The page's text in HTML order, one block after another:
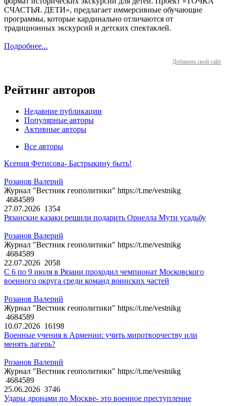
СЧАСТЬЯ. ДЕТИ», предлагает иммерсивные обучающие
программы, которые кардинально отличаются от
традиционных экскурсий и детских спектаклей.
Подробнее...
Добавить свой сайт
Рейтинг авторов
Недавние публикации
Популярные авторы
Активные авторы
Все авторы
Ксения Фетисова- Бастрыкину быть!
Розанов Валерий
Журнал "Вестник геополитики" https://t.me/vestnikg
4684589
27.07.2026 1354
Рязанские казаки решили подарить Орнелла Мути усадьбу
Розанов Валерий
Журнал "Вестник геополитики" https://t.me/vestnikg
4684589
22.07.2026 2058
С 6 по 9 июля в Рязани проходил чемпионат Московского
военного округа среди команд воинских частей
Розанов Валерий
Журнал "Вестник геополитики" https://t.me/vestnikg
4684589
10.07.2026 16198
Военные учения в Армении: учить миротворчеству или
менять лагерь?
Розанов Валерий
Журнал "Вестник геополитики" https://t.me/vestnikg
4684589
25.06.2026 3746
Удары дронами по Москве- это военное преступление